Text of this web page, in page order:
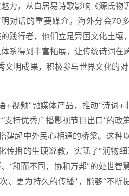
力，从白居易诗歌影响《源氏物
对话的重要媒介。海外分会70
践行者，他们立足异国文化土壤
系得到丰富拓展，让传统诗词在
明成果，积极参与世界文化的
视频”融媒体产品，推动“诗词+
支持优秀广播影视节目出口”的政
建起中外民心相通的桥梁。这种
播的生硬说教，实现了“润物细
“和而不同，协和万邦”的处世智
、更为持久的传播”，能够“不断